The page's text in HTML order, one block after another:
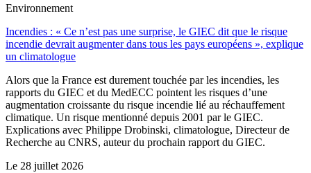
Environnement
Incendies : « Ce n’est pas une surprise, le GIEC dit que le risque
incendie devrait augmenter dans tous les pays européens », explique
un climatologue
Alors que la France est durement touchée par les incendies, les
rapports du GIEC et du MedECC pointent les risques d’une
augmentation croissante du risque incendie lié au réchauffement
climatique. Un risque mentionné depuis 2001 par le GIEC.
Explications avec Philippe Drobinski, climatologue, Directeur de
Recherche au CNRS, auteur du prochain rapport du GIEC.
Le 28 juillet 2026